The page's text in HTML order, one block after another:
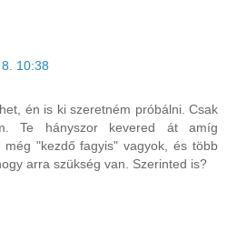
10:38
én is ki szeretném próbálni. Csak
Te hányszor kevered át amíg
még "kezdő fagyis" vagyok, és több
arra szükség van. Szerinted is?